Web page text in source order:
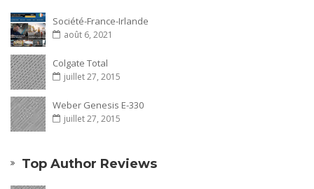
Société-France-Irlande
août 6, 2021
Colgate Total
juillet 27, 2015
Weber Genesis E-330
juillet 27, 2015
Top Author Reviews